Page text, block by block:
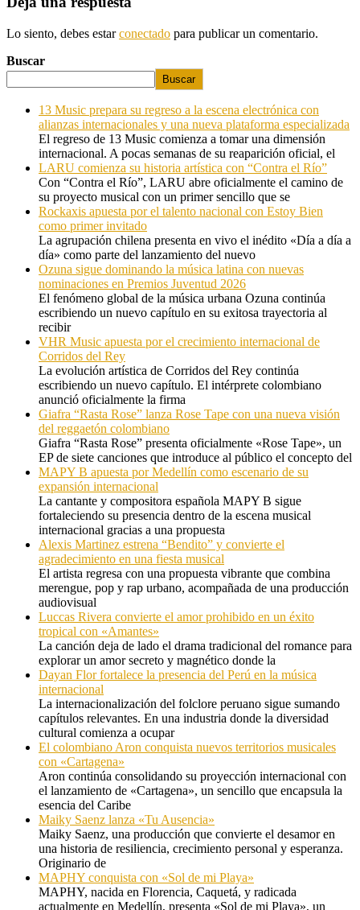
Lo siento, debes estarconectado para publicar un comentario.
Buscar
Buscar
13 Music prepara su regreso a la escena electrónica con
alianzas internacionales y una nueva plataforma especializada
El regreso de 13 Music comienza a tomar una dimensión
internacional. A pocas semanas de su reaparición oficial, el
LARU comienza su historia artística con “Contra el Río”
Con “Contra el Río”, LARU abre oficialmente el camino de
su proyecto musical con un primer sencillo que se
Rockaxis apuesta por el talento nacional con Estoy Bien
como primer invitado
La agrupación chilena presenta en vivo el inédito «Día a día a
día» como parte del lanzamiento del nuevo
Ozuna sigue dominando la música latina con nuevas
nominaciones en Premios Juventud 2026
El fenómeno global de la música urbana Ozuna continúa
escribiendo un nuevo capítulo en su exitosa trayectoria al
recibir
VHR Music apuesta por el crecimiento internacional de
Corridos del Rey
La evolución artística de Corridos del Rey continúa
escribiendo un nuevo capítulo. El intérprete colombiano
anunció oficialmente la firma
Giafra “Rasta Rose” lanza Rose Tape con una nueva visión
del reggaetón colombiano
Giafra “Rasta Rose” presenta oficialmente «Rose Tape», un
EP de siete canciones que introduce al público el concepto del
MAPY B apuesta por Medellín como escenario de su
expansión internacional
La cantante y compositora española MAPY B sigue
fortaleciendo su presencia dentro de la escena musical
internacional gracias a una propuesta
Alexis Martinez estrena “Bendito” y convierte el
agradecimiento en una fiesta musical
El artista regresa con una propuesta vibrante que combina
merengue, pop y rap urbano, acompañada de una producción
audiovisual
Luccas Rivera convierte el amor prohibido en un éxito
tropical con «Amantes»
La canción deja de lado el drama tradicional del romance para
explorar un amor secreto y magnético donde la
Dayan Flor fortalece la presencia del Perú en la música
internacional
La internacionalización del folclore peruano sigue sumando
capítulos relevantes. En una industria donde la diversidad
cultural comienza a ocupar
El colombiano Aron conquista nuevos territorios musicales
con «Cartagena»
Aron continúa consolidando su proyección internacional con
el lanzamiento de «Cartagena», un sencillo que encapsula la
esencia del Caribe
Maiky Saenz lanza «Tu Ausencia»
Maiky Saenz, una producción que convierte el desamor en
una historia de resiliencia, crecimiento personal y esperanza.
Originario de
MAPHY conquista con «Sol de mi Playa»
MAPHY, nacida en Florencia, Caquetá, y radicada
actualmente en Medellín, presenta «Sol de mi Playa», un